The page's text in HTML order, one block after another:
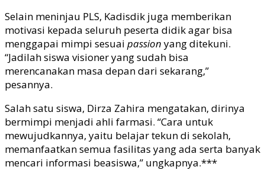
Selain meninjau PLS, Kadisdik juga memberikan
motivasi kepada seluruh peserta didik agar bisa
menggapai mimpi sesuai passion yang ditekuni.
“Jadilah siswa visioner yang sudah bisa
merencanakan masa depan dari sekarang,”
pesannya.
Salah satu siswa, Dirza Zahira mengatakan, dirinya
bermimpi menjadi ahli farmasi. “Cara untuk
mewujudkannya, yaitu belajar tekun di sekolah,
memanfaatkan semua fasilitas yang ada serta banyak
mencari informasi beasiswa,” ungkapnya.***